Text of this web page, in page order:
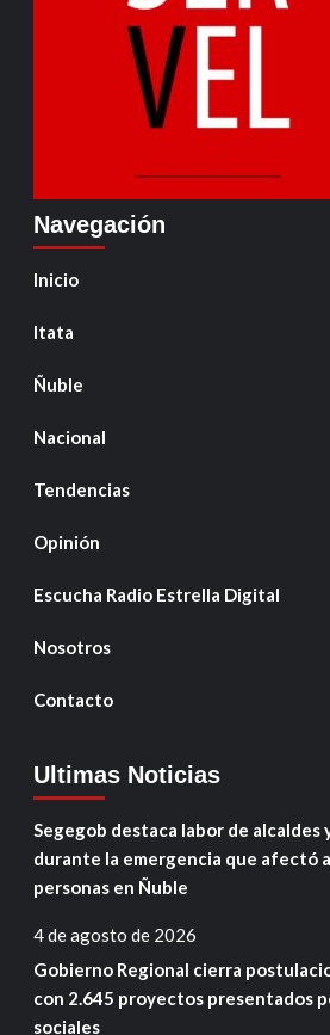
Navegación
Inicio
Itata
Ñuble
Nacional
Tendencias
Opinión
Escucha Radio Estrella Digital
Nosotros
Contacto
Ultimas Noticias
Segegob destaca labor de alcaldes
durante la emergencia que afectó
personas en Ñuble
4 de agosto de 2026
Gobierno Regional cierra
con 2.645 proyectos presentados
sociales